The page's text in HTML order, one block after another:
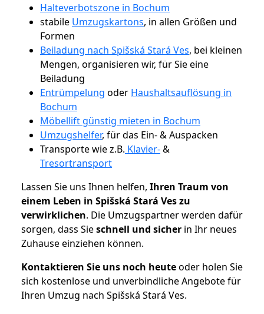
Halteverbotszone in Bochum
stabile Umzugskartons, in allen Größen und
Formen
Beiladung nach Spišská Stará Ves, bei kleinen
Mengen, organisieren wir, für Sie eine
Beiladung
Entrümpelung oder Haushaltsauflösung in
Bochum
Möbellift günstig mieten in Bochum
Umzugshelfer, für das Ein- & Auspacken
Transporte wie z.B. Klavier-&
Tresortransport
Lassen Sie uns Ihnen helfen, Ihren Traum von
einem Leben in Spišská Stará Ves zu
verwirklichen. Die Umzugspartner werden dafür
sorgen, dass Sieschnell und sicher in Ihr neues
Zuhause einziehen können.
Kontaktieren Sie uns noch heuteoder holen Sie
sich kostenlose und unverbindliche Angebote für
Ihren Umzug nach Spišská Stará Ves.